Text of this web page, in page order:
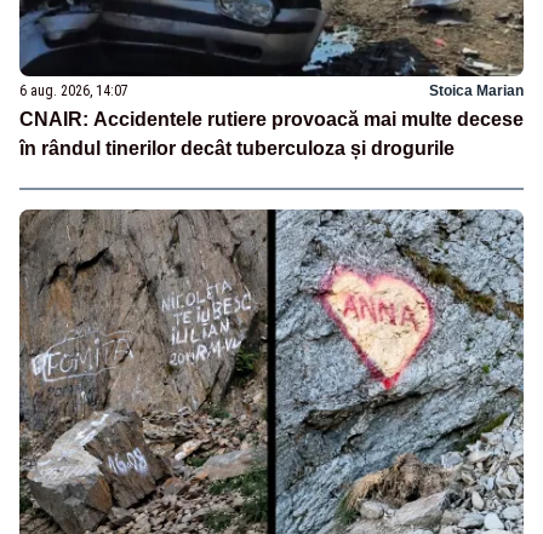
6 aug. 2026, 14:07 Stoica Marian
CNAIR: Accidentele rutiere provoacă mai multe decese
în rândul tinerilor decât tuberculoza și drogurile